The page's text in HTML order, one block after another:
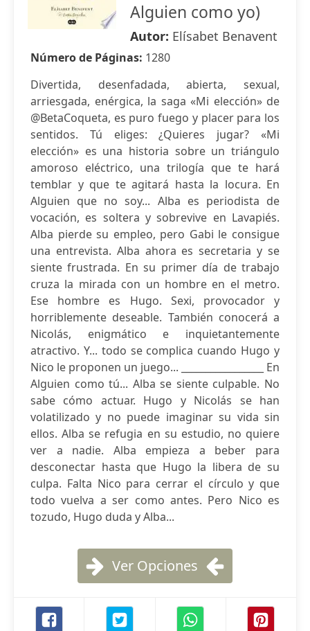
Alguien como yo)
Autor: Elísabet Benavent
Número de Páginas: 1280
Divertida, desenfadada, abierta, sexual,
arriesgada, enérgica, la saga «Mi elección» de
@BetaCoqueta, es puro fuego y placer para los
sentidos. Tú eliges: ¿Quieres jugar? «Mi
elección» es una historia sobre un triángulo
amoroso eléctrico, una trilogía que te hará
temblar y que te agitará hasta la locura. En
Alguien que no soy... Alba es periodista de
vocación, es soltera y sobrevive en Lavapiés.
Alba pierde su empleo, pero Gabi le consigue
una entrevista. Alba ahora es secretaria y se
siente frustrada. En su primer día de trabajo
cruza la mirada con un hombre en el metro.
Ese hombre es Hugo. Sexi, provocador y
horriblemente deseable. También conocerá a
Nicolás, enigmático e inquietantemente
atractivo. Y... todo se complica cuando Hugo y
Nico le proponen un juego... _________________ En
Alguien como tú... Alba se siente culpable. No
sabe cómo actuar. Hugo y Nicolás se han
volatilizado y no puede imaginar su vida sin
ellos. Alba se refugia en su estudio, no quiere
ver a nadie. Alba empieza a beber para
desconectar hasta que Hugo la libera de su
culpa. Falta Nico para cerrar el círculo y que
todo vuelva a ser como antes. Pero Nico es
tozudo, Hugo duda y Alba...
Ver Opciones